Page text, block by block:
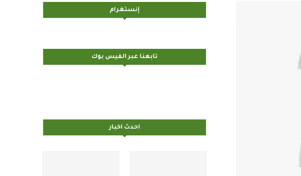
إنستغرام
تابعنا عبر الفيس بوك
احدث اخبار